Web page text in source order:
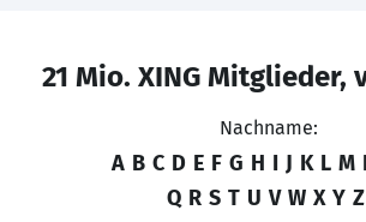
21 Mio. XING Mitglieder,
Nachname:
A B C D E F G H I J K L M
Q R S T U V W X Y Z